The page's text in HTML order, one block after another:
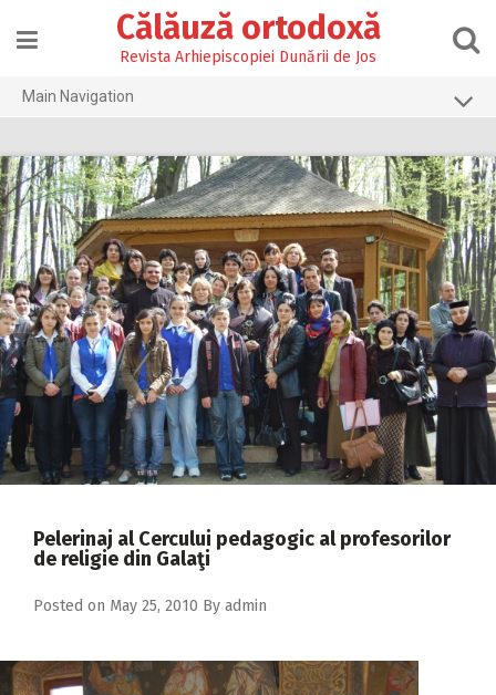
content
Călăuză ortodoxă
Revista Arhiepiscopiei Dunării de Jos
Main Navigation
2026
2025
2024
2023
2022
2021
2020
2019
2017
2014
Pelerinaj al Cercului pedagogic al profesorilor
de religie din Galaţi
Posted on May 25, 2010 By admin